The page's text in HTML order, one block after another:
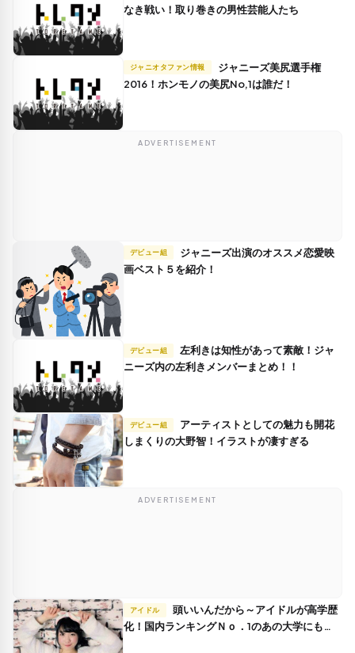
なき戦い！取り巻きの男性芸能人たち
ジャニオタファン情報
2016！ホンモノの美尻No,1は誰だ！
ADVERTISEMENT
デビュー組
画ベスト５を紹介！
デビュー組
左利きは知性があって素敵！ジャ
ニーズ内の左利きメンバーまとめ！！
デビュー組
しまくりの大野智！イラストが凄すぎる
ADVERTISEMENT
アイドル
化！国内ランキングＮｏ．1のあの大学にも…